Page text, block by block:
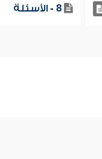
8 - الأسئلة